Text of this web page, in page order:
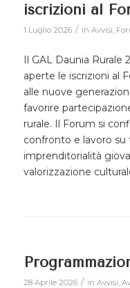
iscrizioni al
1 Luglio 2026 / in Avvisi,
Il GAL Daunia
aperte le iscrizioni al
alle nuove
favorire
rurale. Il Forum si
confronto e lavoro
imprenditorialità
valorizzazione
28 Aprile 2026 / in Avvisi